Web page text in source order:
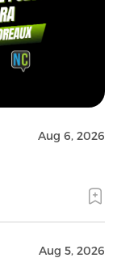
Aug 6, 2026
Aug 5, 2026